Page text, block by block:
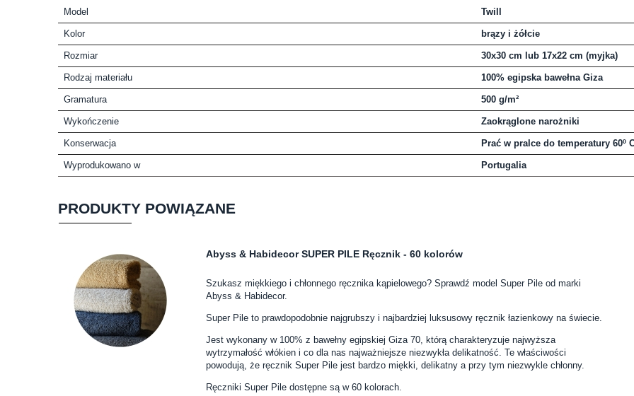
Model Twill
Kolor brązy i żółcie
Rozmiar 30x30 cm lub 17x22 cm (myjka)
Rodzaj materiału 100% egipska bawełna Giza
Gramatura 500 g/m²
Wykończenie Zaokrąglone narożniki
Konserwacja Prać w pralce do temperatury 60º
Wyprodukowano w Portugalia
PRODUKTY POWIĄZANE
Abyss & Habidecor SUPER PILE Ręcznik - 60 kolorów
Szukasz miękkiego i chłonnego ręcznika kąpielowego? Sprawdź model Super Pile od marki
Abyss & Habidecor.
Super Pile to prawdopodobnie najgrubszy i najbardziej luksusowy ręcznik łazienkowy na świecie.
Jest wykonany w 100% z bawełny egipskiej Giza 70, którą charakteryzuje najwyższa
wytrzymałość włókien i co dla nas najważniejsze niezwykła delikatność. Te właściwości
powodują, że ręcznik Super Pile jest bardzo miękki, delikatny a przy tym niezwykle chłonny.
Ręczniki Super Pile dostępne są w 60 kolorach.